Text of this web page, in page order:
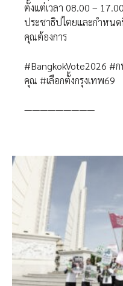
ตั้งแต่เวลา 08.00 –
ประชาธิปไตยและกำหน
คุณต้องการ
#BangkokVote2026 #
คุณ #เลือกตั้งกรุงเทพ69
—————————